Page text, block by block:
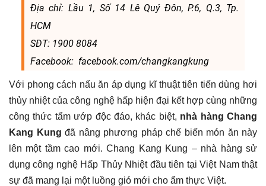
Địa chỉ: Lầu 1, Số 14 Lê Quý Đôn, P.6, Q.3, Tp.
HCM
SĐT: 1900 8084
Facebook: facebook.com/changkangkung
Với phong cách nấu ăn áp dụng kĩ thuật tiên tiến dùng hơi
thủy nhiệt của công nghệ hấp hiện đại kết hợp cùng những
công thức tẩm ướp độc đáo, khác biệt, nhà hàng Chang
Kang Kung đã nâng phương pháp chế biến món ăn này
lên một tầm cao mới. Chang Kang Kung – nhà hàng sử
dụng công nghệ Hấp Thủy Nhiệt đầu tiên tại Việt Nam thật
sự đã mang lại một luồng gió mới cho ẩm thực Việt.